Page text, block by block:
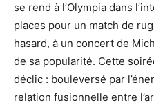
se rend à l’Olympia dans
places pour un match de
hasard, à un concert de
de sa popularité. Cette
déclic : bouleversé par
relation fusionnelle entre